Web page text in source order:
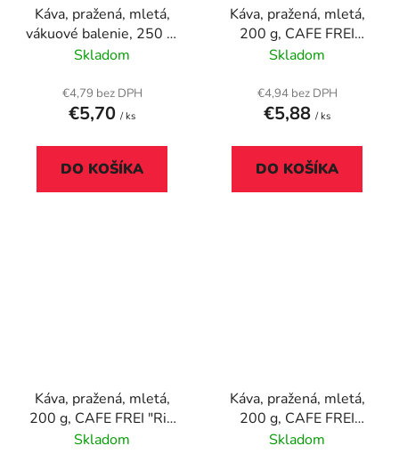
Káva, pražená, mletá,
vákuové balenie, 250 g,
SEGAFREDO, "Espresso
Skladom
€4,79 bez DPH
€5,70 / ks
DO KOŠÍKA
Káva, pražená, mletá,
200 g, CAFE FREI
"Ayers Rock", arašidová
Skladom
€4,94 bez DPH
€5,88 / ks
DO KOŠÍKA
Káva, pražená, mletá,
200 g, CAFE FREI "Rio
de Janeiro Rumová
Skladom
Káva, pražená, mletá,
200 g, CAFE FREI
"Tokijská Malina s
Skladom